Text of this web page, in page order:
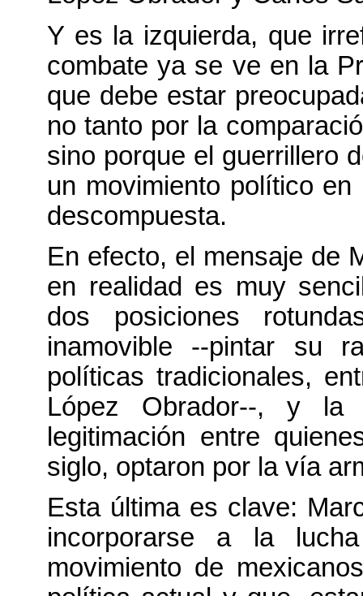
Y es la izquierda, que
combate ya se ve en la
que debe estar
no tanto por la
sino porque el guerrillero
un movimiento político
descompuesta.
En efecto, el mensaje de
en realidad es muy
dos posiciones
inamovible --pintar su
políticas tradicionales,
López Obrador--, y
legitimación entre
siglo, optaron por la vía
Esta última es clave:
incorporarse a la
movimiento de